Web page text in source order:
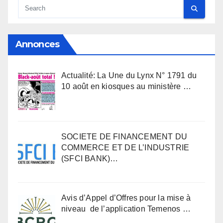
Annonces
Actualité: La Une du Lynx N° 1791 du
10 août en kiosques au ministère …
SOCIETE DE FINANCEMENT DU
COMMERCE ET DE L’INDUSTRIE
(SFCI BANK)…
Avis d’Appel d’Offres pour la mise à
niveau de l’application Temenos …